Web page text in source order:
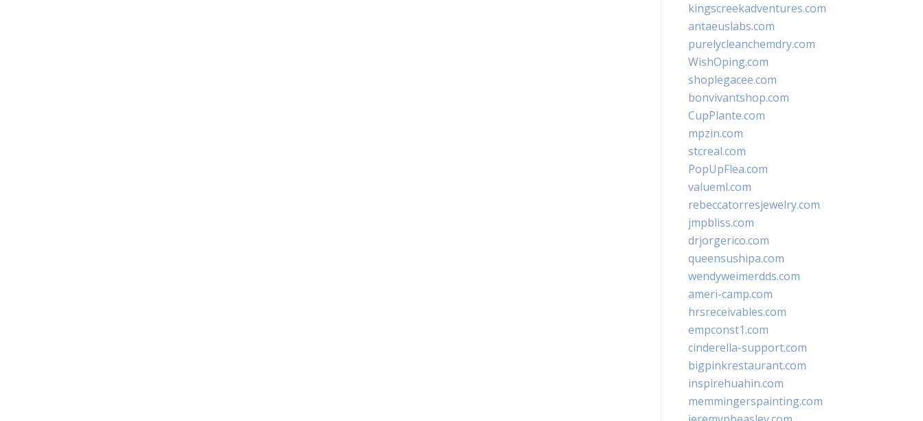
kingscreekadventures.com
antaeuslabs.com
purelycleanchemdry.com
WishOping.com
shoplegacee.com
bonvivantshop.com
CupPlante.com
mpzin.com
stcreal.com
PopUpFlea.com
valueml.com
rebeccatorresjewelry.com
jmpbliss.com
drjorgerico.com
queensushipa.com
wendyweimerdds.com
ameri-camp.com
hrsreceivables.com
empconst1.com
cinderella-support.com
bigpinkrestaurant.com
inspirehuahin.com
memmingerspainting.com